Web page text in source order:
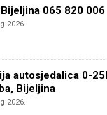
065 820 006
2026.
autosjedalica 0-
Bijeljina
2026.